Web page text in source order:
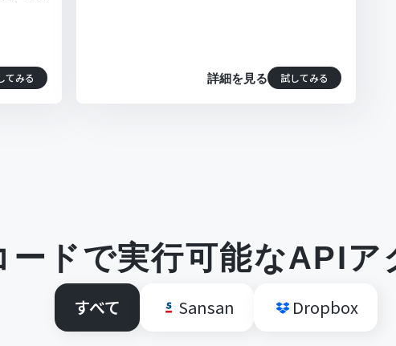
てみる 詳細を見る 試してみる
ードで実行可能なAPIア
すべて Sansan Dropbox